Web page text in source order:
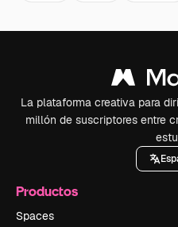
La plataforma creativa para
millón de suscriptores entre
Productos
Spaces